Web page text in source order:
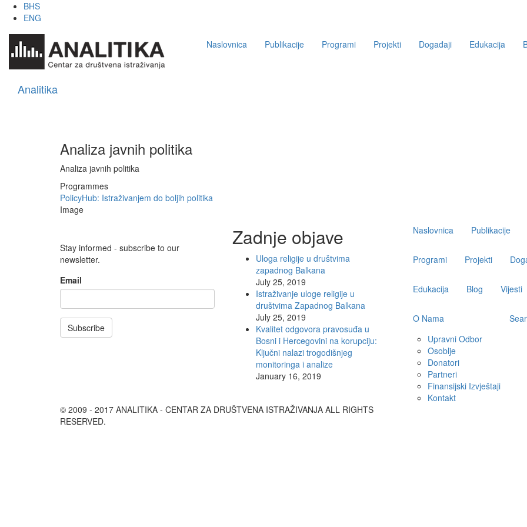
Skip
content
BHS
ENG
Analitika
Main
navigation
Naslovnica Publikacije Programi Projekti Događaji Edukacija
Analiza javnih politika
Analiza javnih politika
Programmes
PolicyHub: Istraživanjem do boljih politika
Image
Stay informed - subscribe to our
newsletter.
Email
Subscribe
Zadnje objave
Uloga religije u društvima
zapadnog Balkana
July 25, 2019
Istraživanje uloge religije u
društvima Zapadnog Balkana
July 25, 2019
Kvalitet odgovora pravosuđa u
Bosni i Hercegovini na korupciju:
Ključni nalazi trogodišnjeg
monitoringa i analize
January 16, 2019
Main
Naslovnica Publikacije
Programi Projekti
Edukacija Blog Vijesti
O Nama
Upravni Odbor
Osoblje
Donatori
Partneri
Finansijski Izvještaji
Kontakt
© 2009 - 2017 ANALITIKA - CENTAR ZA DRUŠTVENA ISTRAŽIVANJA ALL RIGHTS
RESERVED.